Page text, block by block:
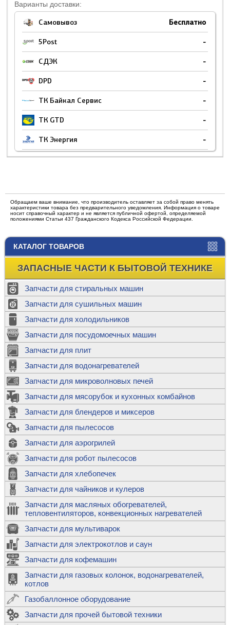
КАТАЛОГ ТОВАРОВ
ЗАПАСНЫЕ ЧАСТИ К БЫТОВОЙ ТЕХНИКЕ
Запчасти для стиральных машин
Запчасти для сушильных машин
Запчасти для холодильников
Запчасти для посудомоечных машин
Запчасти для плит
Запчасти для водонагревателей
Запчасти для микроволновых печей
Запчасти для мясорубок и кухонных комбайнов
Запчасти для блендеров и миксеров
Запчасти для пылесосов
Запчасти для аэрогрилей
Запчасти для робот пылесосов
Запчасти для хлебопечек
Запчасти для чайников и кулеров
Запчасти для масляных обогревателей,
тепловентиляторов, конвекционных нагревателей
Запчасти для мультиварок
Запчасти для электрокотлов и саун
Запчасти для кофемашин
Запчасти для газовых колонок, водонагревателей,
котлов
Газобаллонное оборудование
Запчасти для прочей бытовой техники
Варианты доставки:
Самовывоз Бесплатно
5Post -
СДЭК -
DPD -
ТК Байкал Сервис -
ТК GTD -
ТК Энергия -
Обращаем ваше внимание, что производитель оставляет за собой право менять
характеристики товара без предварительного уведомления. Информация о товаре
носит справочный характер и не является публичной офертой, определяемой
положениями Статьи 437 Гражданского Кодекса Российской Федерации.